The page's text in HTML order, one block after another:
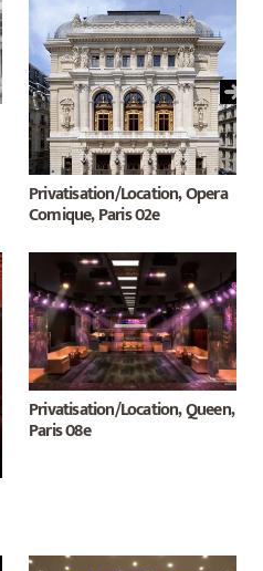
Privatisation/Location, Opera
Comique, Paris 02e
Privatisation/Location, Queen,
Paris 08e